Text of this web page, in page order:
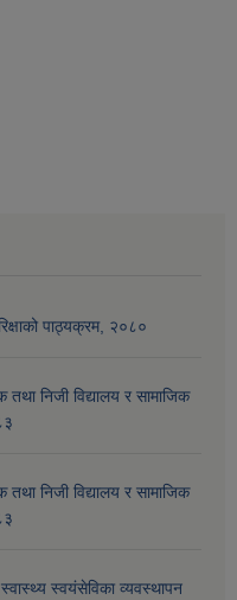
पाठ्यक्रम, २०८०
तथा निजी विद्यालय र सामाजिक
तथा निजी विद्यालय र सामाजिक
स्वास्थ्य स्वयंसेविका व्यवस्थापन